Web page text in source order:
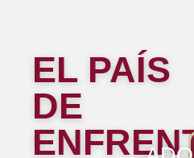
EL PAÍS
DE